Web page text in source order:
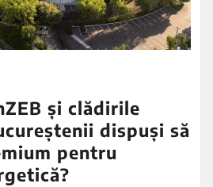
și clădirile
dispuși să
pentru